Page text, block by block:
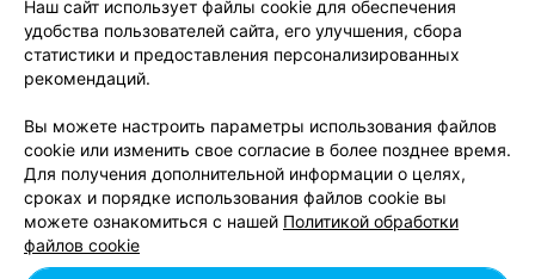
Ламинирование волос в м-р Красный Бор в
Минске
Добавить компанию
Наш сайт использует файлы cookie для обеспечения
удобства пользователей сайта, его улучшения, сбора
статистики и предоставления персонализированных
рекомендаций.
Вы можете настроить параметры использования файлов
cookie или изменить свое согласие в более позднее время.
Для получения дополнительной информации о целях,
сроках и порядке использования файлов cookie вы
можете ознакомиться с нашей Политикой обработки
файлов cookie